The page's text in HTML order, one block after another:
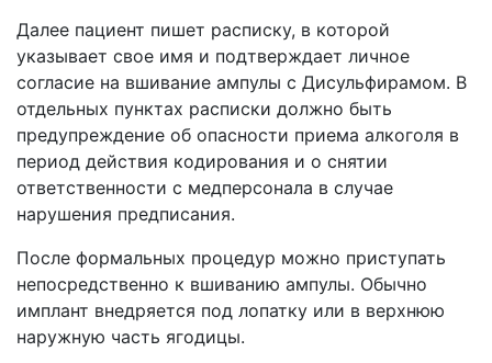
Далее пациент пишет расписку, в которой
указывает свое имя и подтверждает личное
согласие на вшивание ампулы с Дисульфирамом. В
отдельных пунктах расписки должно быть
предупреждение об опасности приема алкоголя в
период действия кодирования и о снятии
ответственности с медперсонала в случае
нарушения предписания.
После формальных процедур можно приступать
непосредственно к вшиванию ампулы. Обычно
имплант внедряется под лопатку или в верхнюю
наружную часть ягодицы.